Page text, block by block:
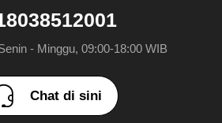
- Minggu, 09:00-18:00 WIB
Chat di sini